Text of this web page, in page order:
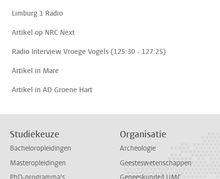
Limburg 1 Radio
Artikel op NRC Next
Radio Interview Vroege Vogels (125:30 - 127:25)
Artikel in Mare
Artikel in AD Groene Hart
Studiekeuze
Bacheloropleidingen
Masteropleidingen
Organisatie
Archeologie
Geesteswetenschappen